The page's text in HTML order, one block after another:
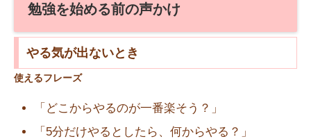
勉強を始める前の声かけ
やる気が出ないとき
使えるフレーズ
「どこからやるのが一番楽そう？」
「5分だけやるとしたら、何からやる？」